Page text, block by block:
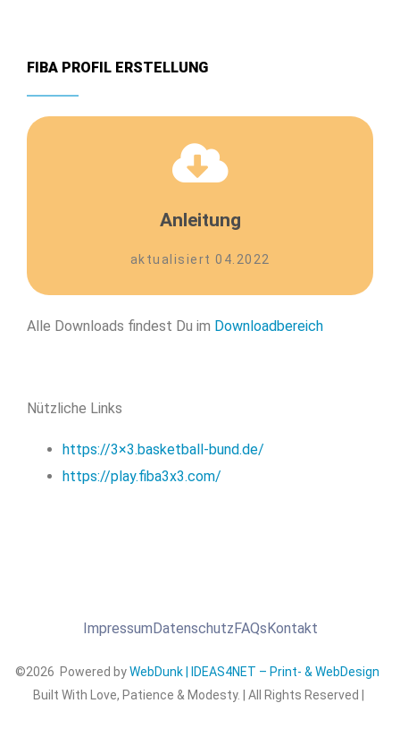
FIBA PROFIL ERSTELLUNG
Anleitung
aktualisiert 04.2022
PDF Anleitung zur Erstellung
Hier klicken
Alle Downloads findest Du im Downloadbereich
Nützliche Links
https://3×3.basketball-bund.de/
https://play.fiba3x3.com/
ImpressumDatenschutzFAQsKontakt
©2026 Powered byWebDunk | IDEAS4NET – Print- & WebDesign
Built With Love, Patience & Modesty. | All Rights Reserved |